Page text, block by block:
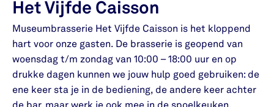
Het Vijfde Caisson
Museumbrasserie Het Vijfde Caisson is het kloppend
hart voor onze gasten. De brasserie is geopend van
woensdag t/m zondag van 10:00 – 18:00 uur en op
drukke dagen kunnen we jouw hulp goed gebruiken: de
ene keer sta je in de bediening, de andere keer achter